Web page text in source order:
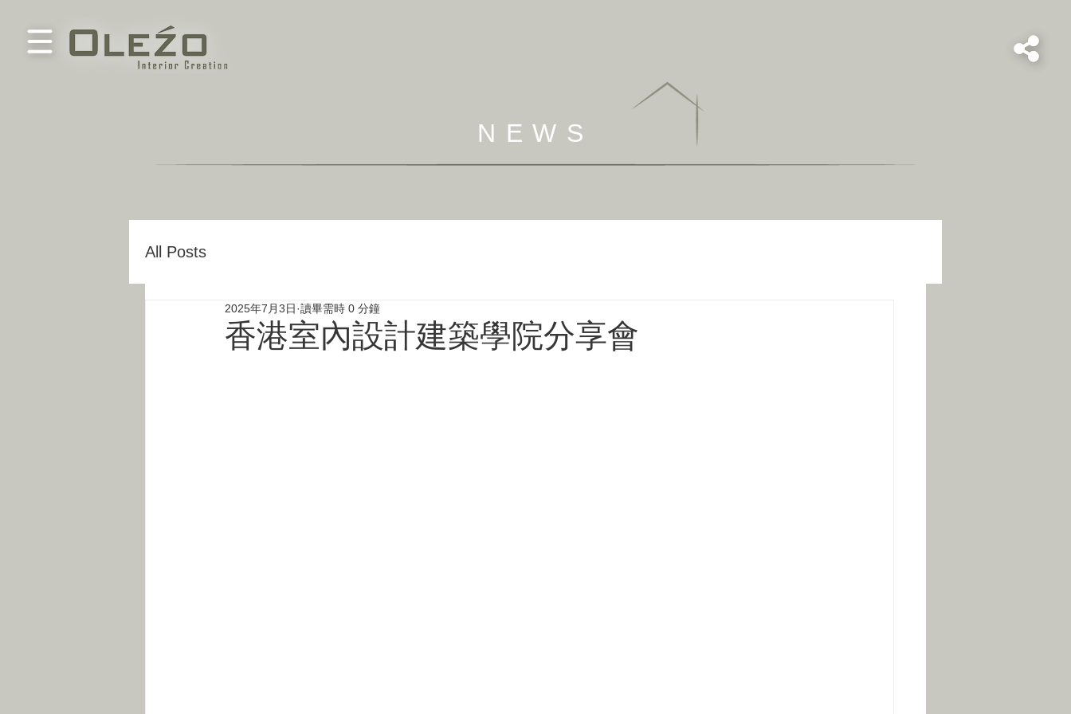
NEWS
All Posts
香港室內設計建築學院分享會
2025年7月3日 讀畢需時 0 分鐘